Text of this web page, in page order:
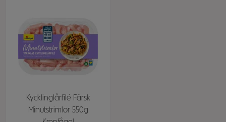
Kycklinglårfilé Färsk
Minutstrimlor 550g